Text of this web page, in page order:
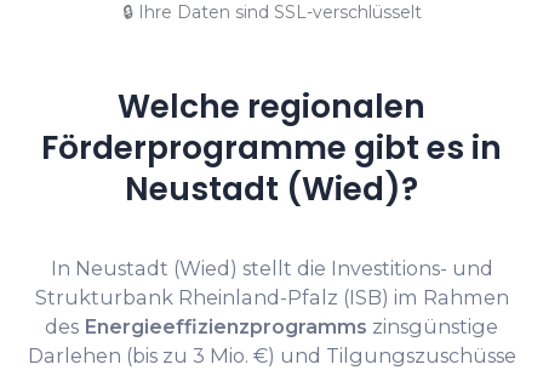
🔒 Ihre Daten sind SSL-verschlüsselt
Welche regionalen
Förderprogramme gibt es in
Neustadt (Wied)?
In Neustadt (Wied) stellt die Investitions- und
Strukturbank Rheinland-Pfalz (ISB) im Rahmen
des Energieeffizienzprogramms zinsgünstige
Darlehen (bis zu 3 Mio. €) und Tilgungszuschüsse